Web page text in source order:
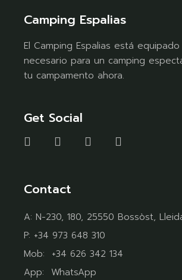
Camping Espalias
El Camping Espalias está
necesario para un camping
tu campamento ahora.
Get Social
Contact
A:N-230, 180, 25550 Bossòst,
P: +34 973 648 310
Mob: +34 626 342 134
App: WhatsApp